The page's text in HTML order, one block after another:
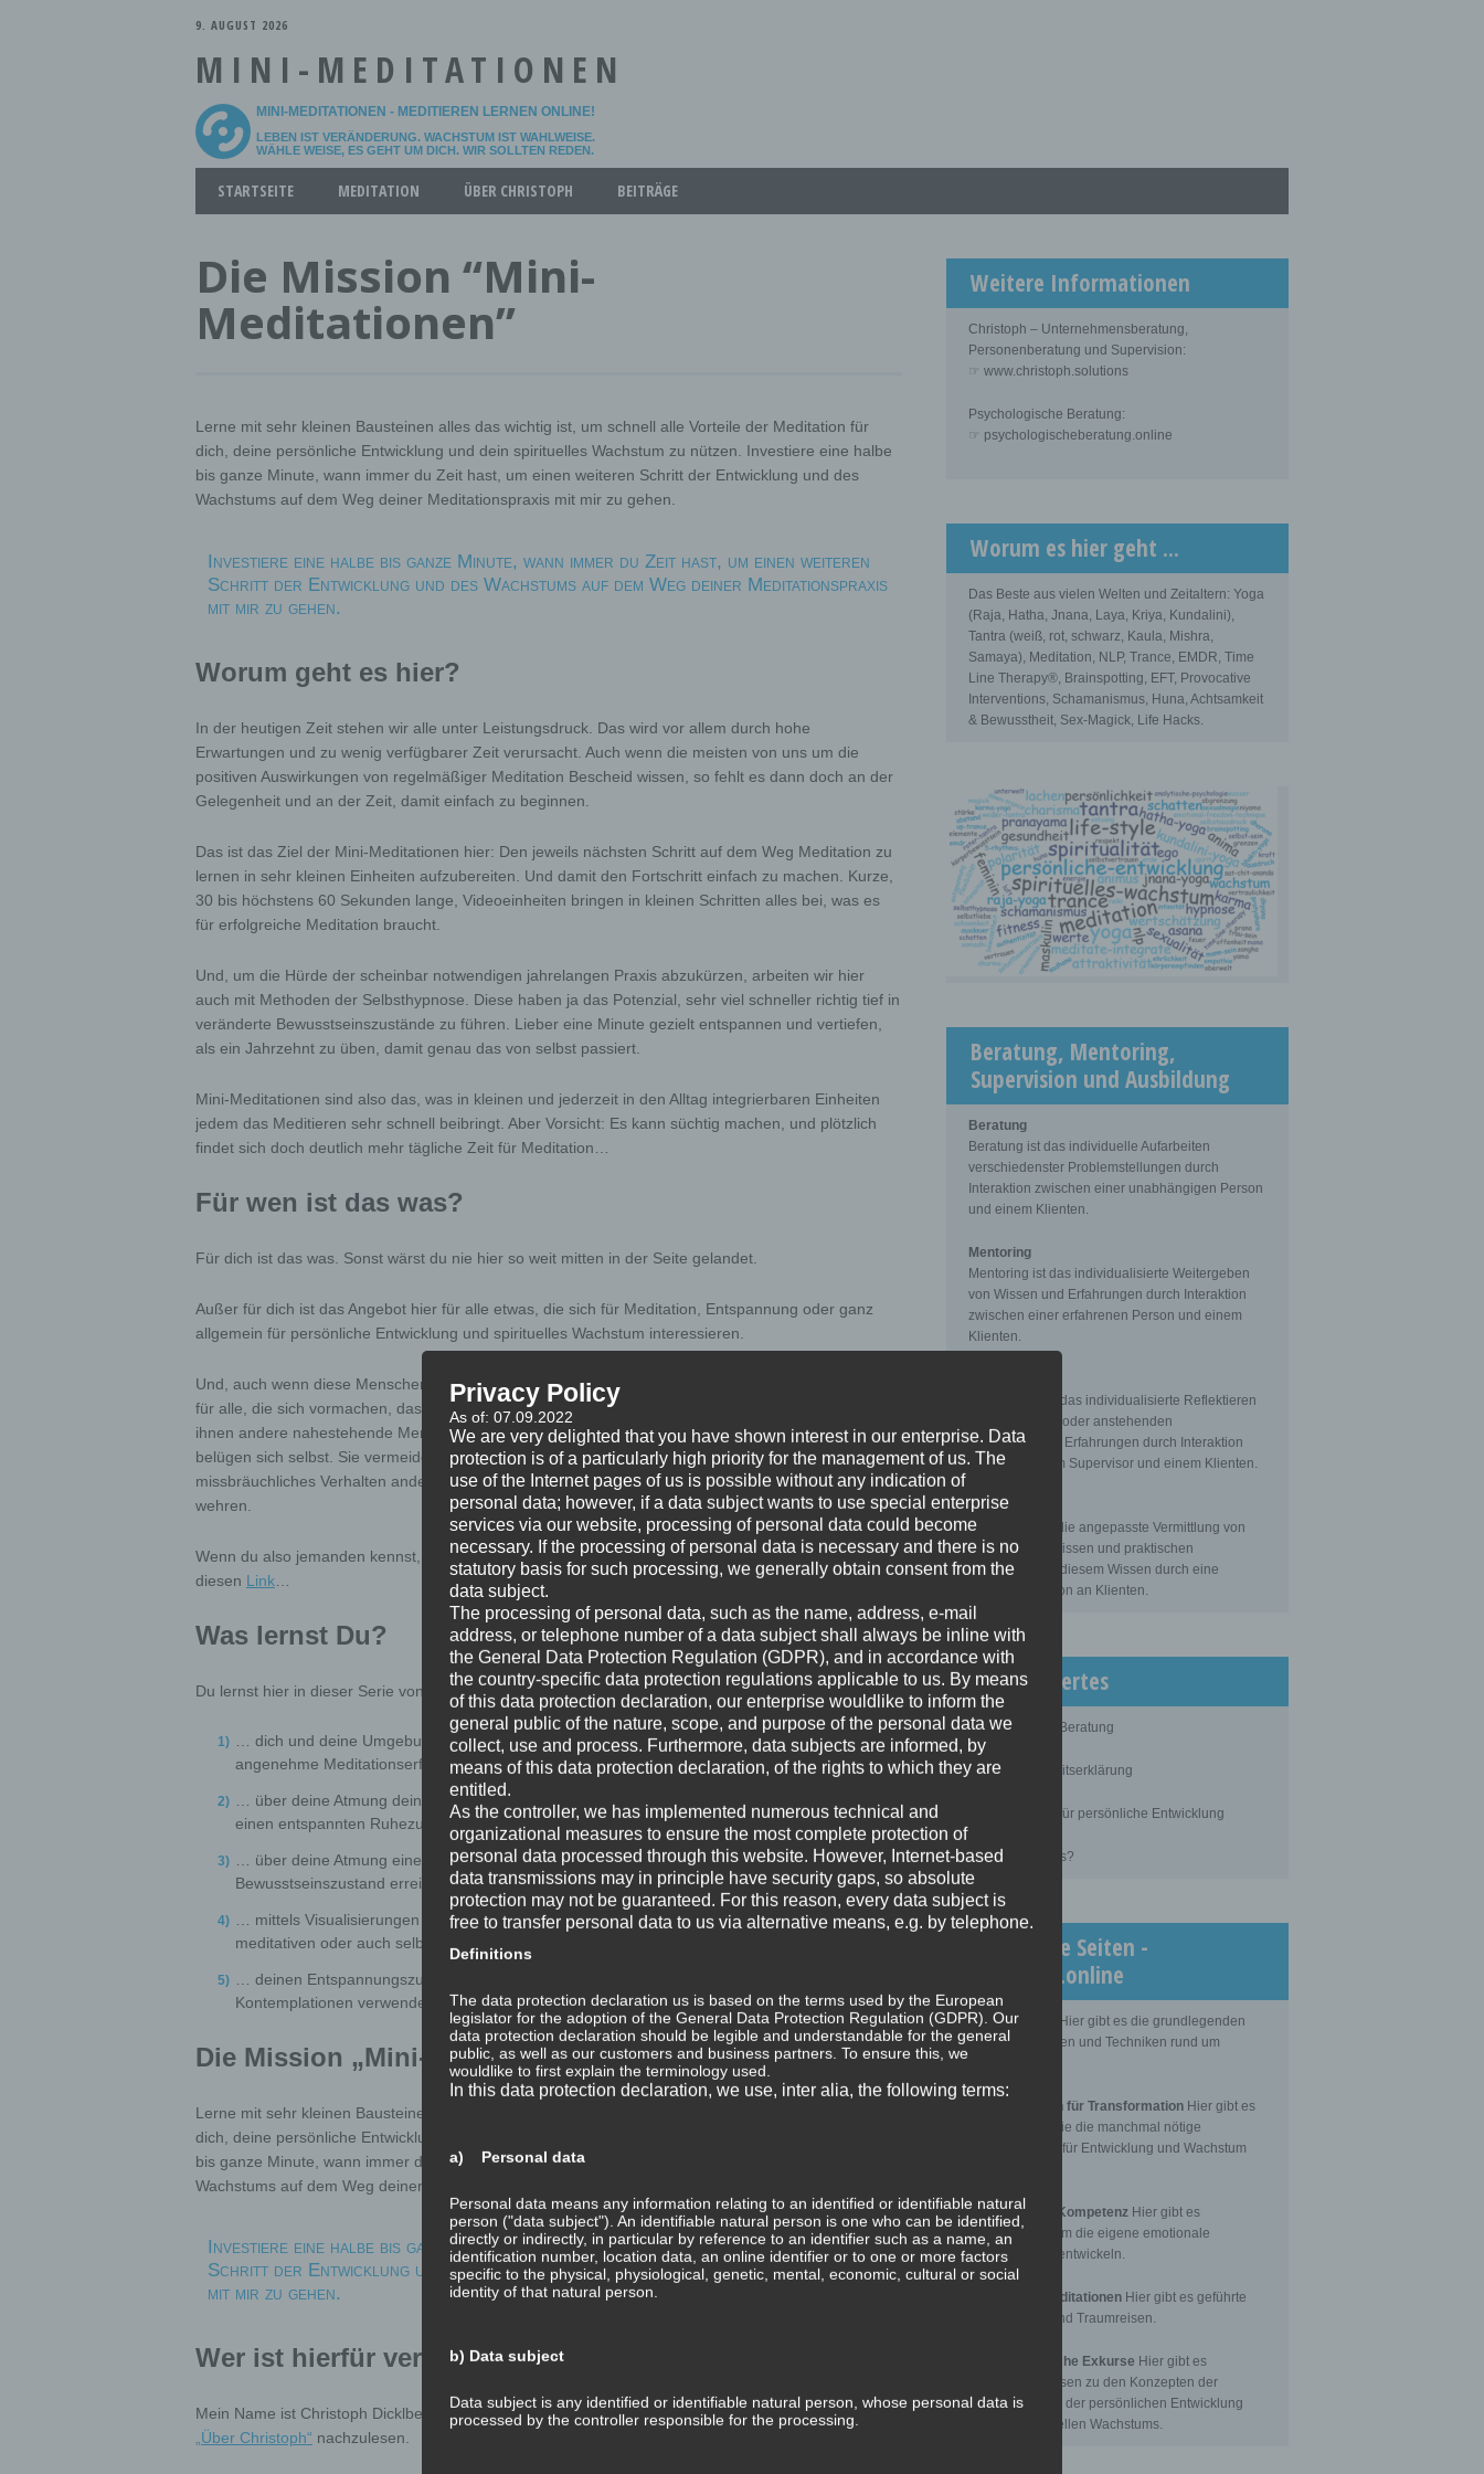
9. AUGUST 2026
MINI-MEDITATIONEN
MINI-MEDITATIONEN - MEDITIEREN LERNEN ONLINE!
LEBEN IST VERÄNDERUNG. WACHSTUM IST WAHLWEISE.
WÄHLE WEISE, ES GEHT UM DICH. WIR SOLLTEN REDEN.
Main menu
STARTSEITE MEDITATION ÜBER CHRISTOPH BEITRÄGE
Die Mission “Mini-
Meditationen”
Lerne mit sehr kleinen Bausteinen alles das wichtig ist, um schnell alle Vorteile der Meditation für
dich, deine persönliche Entwicklung und dein spirituelles Wachstum zu nützen. Investiere eine halbe
bis ganze Minute, wann immer du Zeit hast, um einen weiteren Schritt der Entwicklung und des
Wachstums auf dem Weg deiner Meditationspraxis mit mir zu gehen.
Investiere eine halbe bis ganze Minute, wann immer du Zeit hast, um einen weiteren
Schritt der Entwicklung und des Wachstums auf dem Weg deiner Meditationspraxis
mit mir zu gehen.
Worum geht es hier?
In der heutigen Zeit stehen wir alle unter Leistungsdruck. Das wird vor allem durch hohe
Erwartungen und zu wenig verfügbarer Zeit verursacht. Auch wenn die meisten von uns um die
positiven Auswirkungen von regelmäßiger Meditation Bescheid wissen, so fehlt es dann doch an der
Gelegenheit und an der Zeit, damit einfach zu beginnen.
Das ist das Ziel der Mini-Meditationen hier: Den jeweils nächsten Schritt auf dem Weg Meditation zu
lernen in sehr kleinen Einheiten aufzubereiten. Und damit den Fortschritt einfach zu machen. Kurze,
30 bis höchstens 60 Sekunden lange, Videoeinheiten bringen in kleinen Schritten alles bei, was es
für erfolgreiche Meditation braucht.
Und, um die Hürde der scheinbar notwendigen jahrelangen Praxis abzukürzen, arbeiten wir hier
auch mit Methoden der Selbsthypnose. Diese haben ja das Potenzial, sehr viel schneller richtig tief in
veränderte Bewusstseinszustände zu führen. Lieber eine Minute gezielt entspannen und vertiefen,
als ein Jahrzehnt zu üben, damit genau das von selbst passiert.
Mini-Meditationen sind also das, was in kleinen und jederzeit in den Alltag integrierbaren Einheiten
jedem das Meditieren sehr schnell beibringt. Aber Vorsicht: Es kann süchtig machen, und plötzlich
findet sich doch deutlich mehr tägliche Zeit für Meditation…
Für wen ist das was?
Für dich ist das was. Sonst wärst du nie hier so weit mitten in der Seite gelandet.
Außer für dich ist das Angebot hier für alle etwas, die sich für Meditation, Entspannung oder ganz
allgemein für persönliche Entwicklung und spirituelles Wachstum interessieren.
Und, auch wenn diese Menschen nie bis zu dieser Textpassage kommen werden: Das hier ist etwas
für alle, die sich vormachen, dass sie ohnehin alles in ihrem Leben unter Kontrolle haben. Obwohl
ihnen andere nahestehende Menschen ständig sagen, sie sollen doch mal entspannen. Und sie
belügen sich selbst. Sie vermeiden massiv auf ihre blinden Flecken hinzusehen. Oder sie ertragen
missbräuchliches Verhalten anderer, nur weil sie zu feige und zu faul sind, um sich dagegen zu
wehren.
Wenn du also jemanden kennst, auf den dies hier zumindest teilweise zutrifft: Schick doch mal
diesen Link…
Was lernst Du?
Du lernst hier in dieser Serie von kurzen Videos unter anderem, wie du …
… dich und deine Umgebung mit minimalem Aufwand vorbereitest, um jedes Mal eine
angenehme Meditationserfahrung zu haben.
… über deine Atmung deinen Körper und in Folge deine Emotionen und deinen Geist in
einen entspannten Ruhezustand bringst.
… über deine Atmung einen meditativen oder auch selbsthypnotischen
Bewusstseinszustand erreichst.
… mittels Visualisierungen oder mittels des Einsatzes von (stimmlichen) Klängen einen
meditativen oder auch selbsthypnotischen Bewusstseinszustand erreichst.
… deinen Entspannungszustand beliebig vertiefen und damit für tiefe Reflexionen oder
Kontemplationen verwenden kannst.
Die Mission „Mini-Meditation“
Lerne mit sehr kleinen Bausteinen alles das wichtig ist, um schnell alle Vorteile der Meditation für
dich, deine persönliche Entwicklung und dein spirituelles Wachstum zu nützen. Investiere eine halbe
bis ganze Minute, wann immer du Zeit hast, um einen weiteren Schritt der Entwicklung und des
Wachstums auf dem Weg deiner Meditationspraxis mit mir zu gehen.
Investiere eine halbe bis ganze Minute, wann immer du Zeit hast, um einen weiteren
Schritt der Entwicklung und des Wachstums auf dem Weg deiner Meditationspraxis
mit mir zu gehen.
Wer ist hierfür verantwortlich?
Mein Name ist Christoph Dicklberger. Näheres zu meinem Profil und mir persönlich ist auf der Seite
„Über Christoph“ nachzulesen.
Weitere Informationen
Christoph – Unternehmensberatung,
Personenberatung und Supervision:
☞ www.christoph.solutions
Psychologische Beratung:
☞ psychologischeberatung.online
Worum es hier geht ...
Das Beste aus vielen Welten und Zeitaltern: Yoga
(Raja, Hatha, Jnana, Laya, Kriya, Kundalini),
Tantra (weiß, rot, schwarz, Kaula, Mishra,
Samaya), Meditation, NLP, Trance, EMDR, Time
Line Therapy®, Brainspotting, EFT, Provocative
Interventions, Schamanismus, Huna, Achtsamkeit
& Bewusstheit, Sex-Magick, Life Hacks.
Beratung, Mentoring,
Supervision und Ausbildung
Beratung
Beratung ist das individuelle Aufarbeiten
verschiedenster Problemstellungen durch
Interaktion zwischen einer unabhängigen Person
und einem Klienten.
Mentoring
Mentoring ist das individualisierte Weitergeben
von Wissen und Erfahrungen durch Interaktion
zwischen einer erfahrenen Person und einem
Klienten.
Supervision ist das individualisierte Reflektieren
der gemachten oder anstehenden
professionellen Erfahrungen durch Interaktion
zwischen einem Supervisor und einem Klienten.
Ausbildung
Ausbildung ist die angepasste Vermittlung von
allgemeinem Wissen und praktischen
Fertigkeiten zu diesem Wissen durch eine
erfahrene Person an Klienten.
Wissenswertes
☞ Ablauf einer Beratung
☞ Vertraulichkeitserklärung
☞ Grundlagen für persönliche Entwicklung
☞ Was kostet es?
Wichtigste Seiten -
minimedi.online
⇒ Grundlagen
Hier gibt es die grundlegenden
Wissenseinheiten und Techniken rund um
⇒ Meditationen für TransformationHier gibt es
Meditationen, die die manchmal nötige
Transformation für Entwicklung und Wachstum
⇒ Emotionale KompetenzHier gibt es
Meditationen, um die eigene emotionale
Kompetenz zu entwickeln.
⇒ Geführte MeditationenHier gibt es geführte
Meditationen und Traumreisen.
⇒ Philosophische Exkurse Hier gibt es
Hintergrundwissen zu den Konzepten der
Transformation, der persönlichen Entwicklung
und des spirituellen Wachstums.
Privacy Policy
As of: 07.09.2022
We are very delighted that you have shown interest in our enterprise. Data
protection is of a particularly high priority for the management of us. The
use of the Internet pages of us is possible without any indication of
personal data; however, if a data subject wants to use special enterprise
services via our website, processing of personal data could become
necessary. If the processing of personal data is necessary and there is no
statutory basis for such processing, we generally obtain consent from the
data subject.
The processing of personal data, such as the name, address, e-mail
address, or telephone number of a data subject shall always be inline with
the General Data Protection Regulation (GDPR), and in accordance with
the country-specific data protection regulations applicable to us. By means
of this data protection declaration, our enterprise wouldlike to inform the
general public of the nature, scope, and purpose of the personal data we
collect, use and process. Furthermore, data subjects are informed, by
means of this data protection declaration, of the rights to which they are
entitled.
As the controller, we has implemented numerous technical and
organizational measures to ensure the most complete protection of
personal data processed through this website. However, Internet-based
data transmissions may in principle have security gaps, so absolute
protection may not be guaranteed. For this reason, every data subject is
free to transfer personal data to us via alternative means, e.g. by telephone.
Definitions
The data protection declaration us is based on the terms used by the European
legislator for the adoption of the General Data Protection Regulation (GDPR). Our
data protection declaration should be legible and understandable for the general
public, as well as our customers and business partners. To ensure this, we
wouldlike to first explain the terminology used.
In this data protection declaration, we use, inter alia, the following terms:
a) Personal data
Personal data means any information relating to an identified or identifiable natural
person ("data subject"). An identifiable natural person is one who can be identified,
directly or indirectly, in particular by reference to an identifier such as a name, an
identification number, location data, an online identifier or to one or more factors
specific to the physical, physiological, genetic, mental, economic, cultural or social
identity of that natural person.
b) Data subject
Data subject is any identified or identifiable natural person, whose personal data is
processed by the controller responsible for the processing.